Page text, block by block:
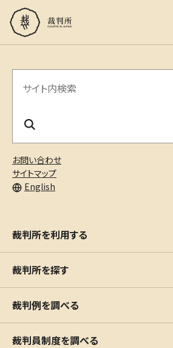
お問い合わせ
サイトマップ
English
サ
内
検
索
裁判所を利用する
裁判所を探す
裁判例を調べる
裁判員制度を調べる